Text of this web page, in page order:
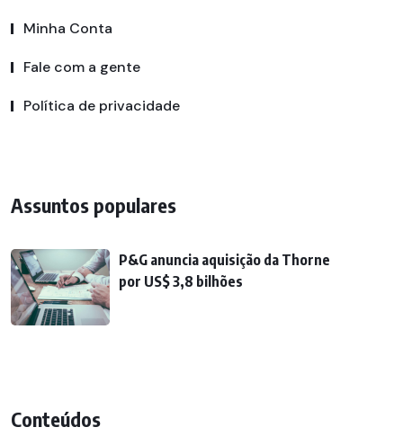
Minha Conta
Fale com a gente
Política de privacidade
Assuntos populares
P&G anuncia aquisição da Thorne
por US$ 3,8 bilhões
Conteúdos